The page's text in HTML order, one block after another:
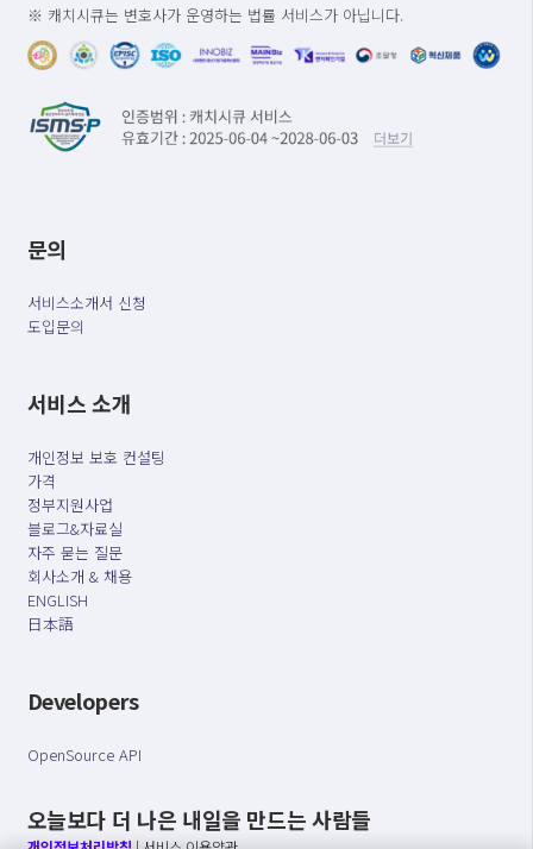
※ 캐치시큐는 변호사가 운영하는 법률 서비스가 아닙니다.
문의
서비스소개서 신청
도입문의
서비스 소개
개인정보 보호 컨설팅
가격
정부지원사업
블로그&자료실
자주 묻는 질문
회사소개 & 채용
ENGLISH
日本語
Developers
OpenSource API
오늘보다 더 나은 내일을 만드는 사람들